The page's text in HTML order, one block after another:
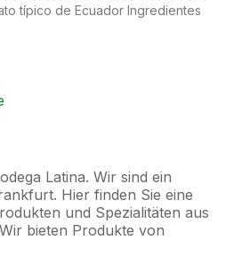
típico de Ecuador Ingredientes
Latina. Wir sind ein
Hier finden Sie eine
und Spezialitäten aus
bieten Produkte von